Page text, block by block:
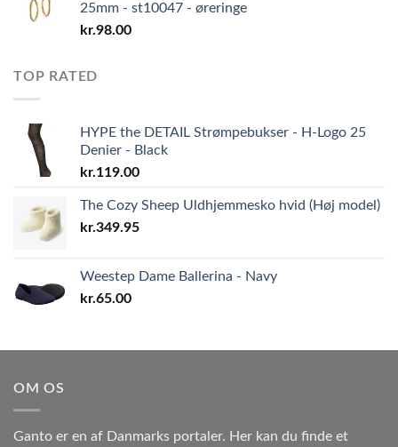
25mm - st10047 - øreringe
kr.98.00
TOP RATED
HYPE the DETAIL Strømpebukser - H-Logo 25
Denier - Black
kr.119.00
The Cozy Sheep Uldhjemmesko hvid (Høj model)
kr.349.95
Weestep Dame Ballerina - Navy
kr.65.00
OM OS
Ganto er en af Danmarks portaler. Her kan du finde et